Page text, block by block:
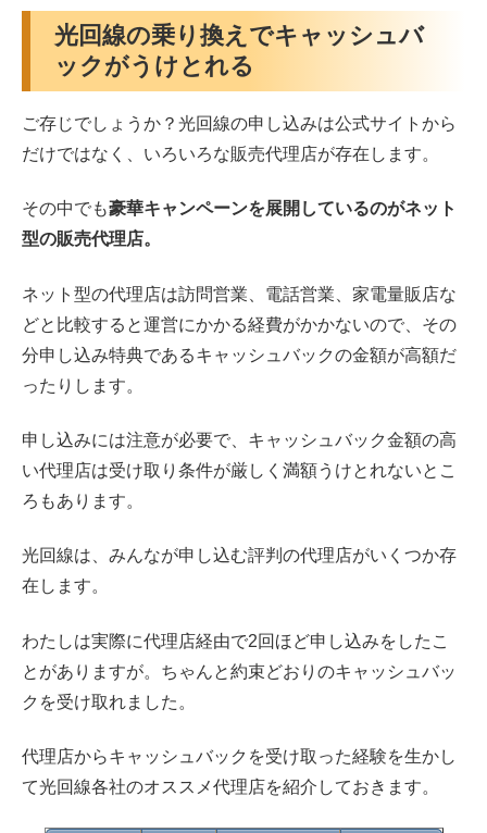
光回線の乗り換えでキャッシュバ
ックがうけとれる
ご存じでしょうか？光回線の申し込みは公式サイトから
だけではなく、いろいろな販売代理店が存在します。
その中でも豪華キャンペーンを展開しているのがネット
型の販売代理店。
ネット型の代理店は訪問営業、電話営業、家電量販店な
どと比較すると運営にかかる経費がかかないので、その
分申し込み特典であるキャッシュバックの金額が高額だ
ったりします。
申し込みには注意が必要で、キャッシュバック金額の高
い代理店は受け取り条件が厳しく満額うけとれないとこ
ろもあります。
光回線は、みんなが申し込む評判の代理店がいくつか存
在します。
わたしは実際に代理店経由で2回ほど申し込みをしたこ
とがありますが。ちゃんと約束どおりのキャッシュバッ
クを受け取れました。
代理店からキャッシュバックを受け取った経験を生かし
て光回線各社のオススメ代理店を紹介しておきます。